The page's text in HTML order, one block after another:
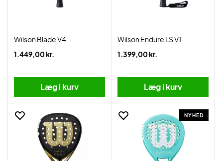
Wilson Blade V4
1.449,00 kr.
Læg i kurv
Wilson Endure LS V1
1.399,00 kr.
Læg i kurv
NYHED